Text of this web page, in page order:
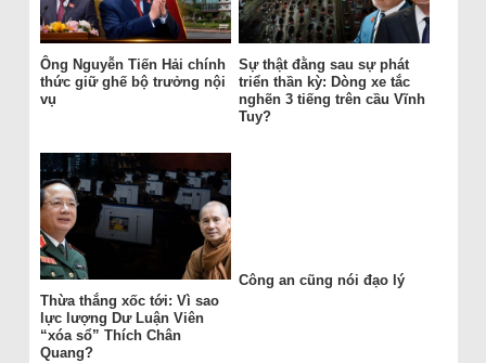
Ông Nguyễn Tiến Hải chính
thức giữ ghế bộ trưởng nội
vụ
Sự thật đằng sau sự phát
triển thần kỳ: Dòng xe tắc
nghẽn 3 tiếng trên cầu Vĩnh
Tuy?
Thừa thắng xốc tới: Vì sao
lực lượng Dư Luận Viên
“xóa sổ” Thích Chân
Quang?
Công an cũng nói đạo lý